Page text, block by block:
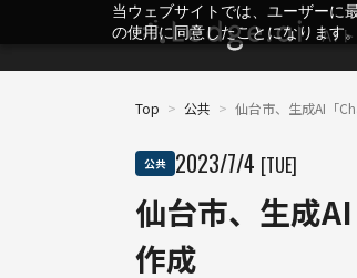
当ウェブサイトでは、ユーザーに
の使用に同意したことになります。
Top > 公共 > 仙台市、生成AI「
公共 2023/7/4 [TUE]
仙台市、生成
作成